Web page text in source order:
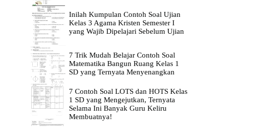
Inilah Kumpulan Contoh Soal Ujian
Kelas 3 Agama Kristen Semester I
yang Wajib Dipelajari Sebelum Ujian
7 Trik Mudah Belajar Contoh Soal
Matematika Bangun Ruang Kelas 1
SD yang Ternyata Menyenangkan
7 Contoh Soal LOTS dan HOTS Kelas
1 SD yang Mengejutkan, Ternyata
Selama Ini Banyak Guru Keliru
Membuatnya!